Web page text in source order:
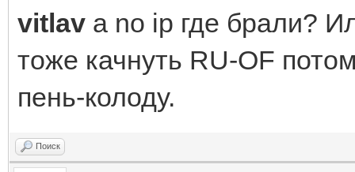
vitlav а no ip где брали?
тоже качнуть RU-OF
пень-колоду.
Поиск